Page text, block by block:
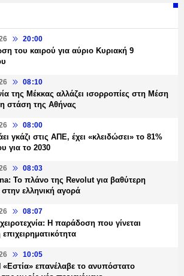
20:00
του καιρού για αύριο Κυριακή 9
08:10
της Μέκκας αλλάζει ισορροπίες στη Μέση
στάση της Αθήνας
08:00
γκάζι στις ΑΠΕ, έχει «κλειδώσει» το 81%
για το 2030
08:03
Το πλάνο της Revolut για βαθύτερη
ελληνική αγορά
08:07
Η παράδοση που γίνεται
10:05
επανέλαβε το ανυπόστατο